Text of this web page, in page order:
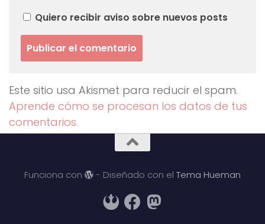
Quiero recibir aviso sobre nuevos posts
Este sitio usa Akismet para reducir el spam.
Aprende cómo se procesan los datos de tus
comentarios.
Funciona con - Diseñado con el Tema Hueman